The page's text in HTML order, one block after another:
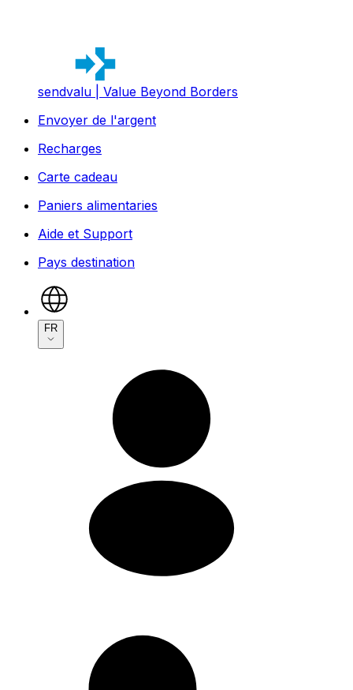
sendvalu | Value Beyond Borders
Envoyer de l'argent
Recharges
Carte cadeau
Paniers alimentaries
Aide et Support
Pays destination
FR